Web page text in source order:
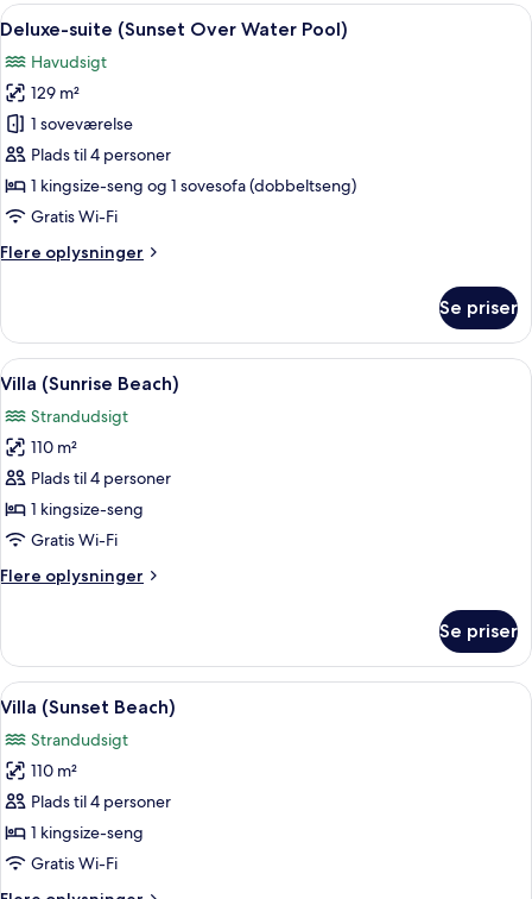
soveværelser
Pool)
Indlæs
alle
billeder
af
Deluxe-
suite
(Sunset
Over
Pool)
Et over vandet resort med en
10
Deluxe-suite (Sunset Over Water Pool)
Havudsigt
129 m²
1 soveværelse
Plads til 4 personer
1 kingsize-seng og 1 sovesofa (dobbeltseng)
Gratis Wi-Fi
Flere oplysninger
Flere
suite
(Sunset
Over
Water
Pool)
Se priser
Indlæs
alle
billeder
af
Villa
(Sunrise
Beach)
En hytte med stråtækt tag, en
8
Villa (Sunrise Beach)
Strandudsigt
110 m²
Plads til 4 personer
1 kingsize-seng
Gratis Wi-Fi
Flere oplysninger
Flere
(Sunrise
Beach)
Se priser
Indlæs
alle
billeder
af
Villa
(Sunset
Beach)
Et hotelværelse med en stor seng,
10
Villa (Sunset Beach)
Strandudsigt
110 m²
Plads til 4 personer
1 kingsize-seng
Gratis Wi-Fi